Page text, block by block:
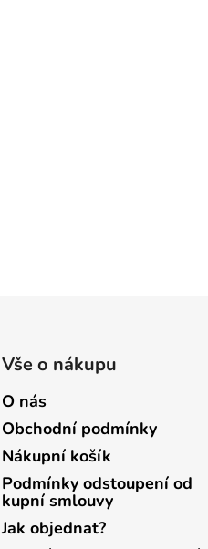
Vše o nákupu
O nás
Obchodní podmínky
Nákupní košík
Podmínky odstoupení od
kupní smlouvy
Jak objednat?